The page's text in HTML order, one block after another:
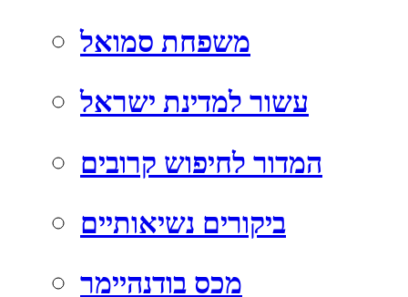
משפחת סמואל
עשור למדינת ישראל
המדור לחיפוש קרובים
ביקורים נשיאותיים
מכס בודנהיימר